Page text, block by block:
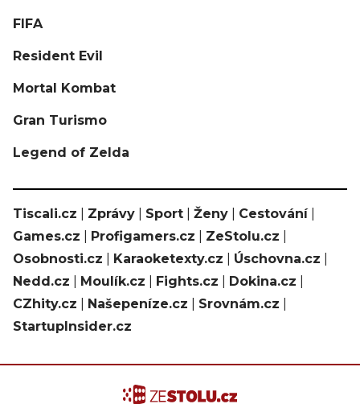
FIFA
Resident Evil
Mortal Kombat
Gran Turismo
Legend of Zelda
Tiscali.cz Zprávy Sport Ženy Cestování|
Games.cz
Profigamers.cz ZeStolu.cz
Osobnosti.cz
Karaoketexty.cz Úschovna.cz
Nedd.cz
Moulík.cz Fights.cz Dokina.cz
CZhity.cz
Našepeníze.cz Srovnám.cz
StartupInsider.cz